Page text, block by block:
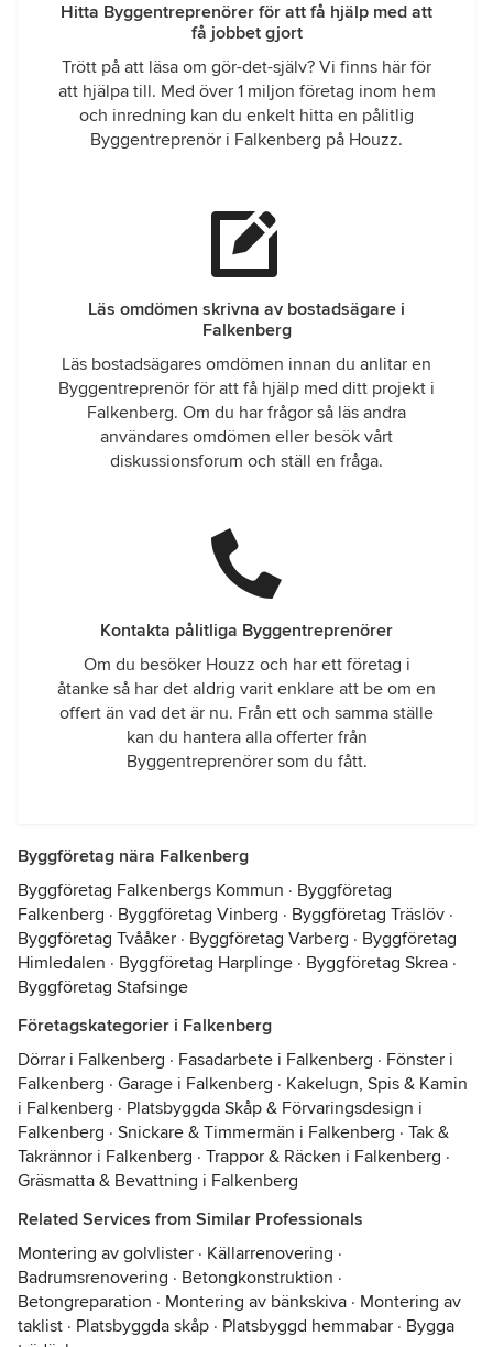
Hitta Byggentreprenörer för att få hjälp med att
få jobbet gjort
Trött på att läsa om gör-det-själv? Vi finns här för
att hjälpa till. Med över 1 miljon företag inom hem
och inredning kan du enkelt hitta en pålitlig
Byggentreprenör i Falkenberg på Houzz.
Läs omdömen skrivna av bostadsägare i
Falkenberg
Läs bostadsägares omdömen innan du anlitar en
Byggentreprenör för att få hjälp med ditt projekt i
Falkenberg. Om du har frågor så läs andra
användares omdömen eller besök vårt
diskussionsforum och ställ en fråga.
Kontakta pålitliga Byggentreprenörer
Om du besöker Houzz och har ett företag i
åtanke så har det aldrig varit enklare att be om en
offert än vad det är nu. Från ett och samma ställe
kan du hantera alla offerter från
Byggentreprenörer som du fått.
Byggföretag nära Falkenberg
Byggföretag Falkenbergs Kommun · Byggföretag
Falkenberg · Byggföretag Vinberg · Byggföretag Träslöv ·
Byggföretag Tvååker · Byggföretag Varberg · Byggföretag
Himledalen · Byggföretag Harplinge · Byggföretag Skrea ·
Byggföretag Stafsinge
Företagskategorier i Falkenberg
Dörrar i Falkenberg · Fasadarbete i Falkenberg · Fönster i
Falkenberg · Garage i Falkenberg · Kakelugn, Spis & Kamin
i Falkenberg · Platsbyggda Skåp & Förvaringsdesign i
Falkenberg · Snickare & Timmermän i Falkenberg · Tak &
Takrännor i Falkenberg · Trappor & Räcken i Falkenberg ·
Gräsmatta & Bevattning i Falkenberg
Related Services from Similar Professionals
Montering av golvlister · Källarrenovering ·
Badrumsrenovering · Betongkonstruktion ·
Betongreparation · Montering av bänkskiva · Montering av
taklist · Platsbyggda skåp · Platsbyggd hemmabar · Bygga